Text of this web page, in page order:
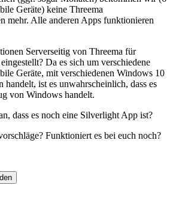
Geräte) keine Threema
mehr. Alle anderen Apps funktionieren
Serverseitig von Threema für
Da es sich um verschiedene
Geräte, mit verschiedenen Windows 10
handelt, ist es unwahrscheinlich, dass es
von Windows handelt.
dass es noch eine Silverlight App ist?
Funktioniert es bei euch noch?